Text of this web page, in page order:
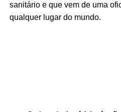
sanitário e que vem de uma
qualquer lugar do mundo.